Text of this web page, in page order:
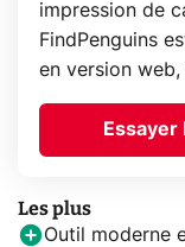
impression de
FindPenguins
en version
Essayer
Les plus
Outil moderne